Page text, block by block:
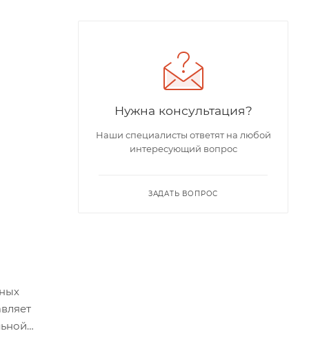
Нужна консультация?
Наши специалисты ответят на любой
интересующий вопрос
ЗАДАТЬ ВОПРОС